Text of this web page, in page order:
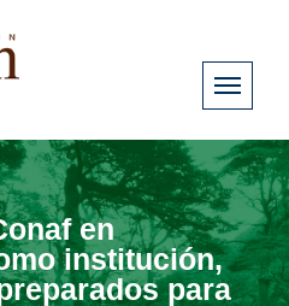
en
institución,
para